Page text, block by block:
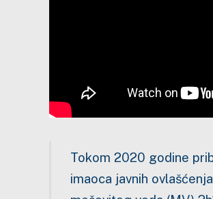
Tokom 2020 godine
imaoca javnih